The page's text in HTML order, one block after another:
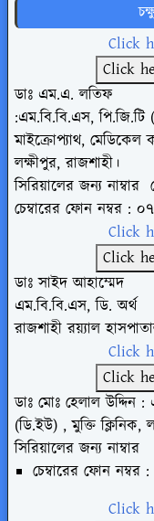
Click
Click
ডাঃ এম.এ. লতিফ
:এম.বি.বি.এস, পি.জি.টি
মাইক্রোপ্যাথ,
লক্ষীপুর, রাজশাহী।
সিরিয়ালের জন্য নাম্বার
চেম্বারের ফোন নম্বর :
Click
Click
ডাঃ সাইদ আহাম্মেদ
এম.বি.বি.এস, ডি. অর্থ
রাজশাহী রয়্যাল
Click
Click
ডাঃ মোঃ হেলাল উদ্দিন
(ডি.ইউ) , মুক্তি ক্লিনিক,
সিরিয়ালের জন্য নাম্বার
চেম্বারের ফোন
Click